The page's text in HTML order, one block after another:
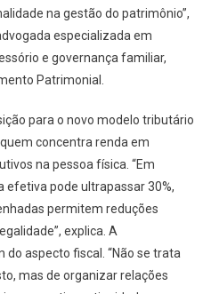
na gestão do patrimônio”,
especializada em
e governança familiar,
Patrimonial.
para o novo modelo tributário
concentra renda em
na pessoa física. “Em
efetiva pode ultrapassar 30%,
permitem reduções
explica. A
aspecto fiscal. “Não se trata
mas de organizar relações